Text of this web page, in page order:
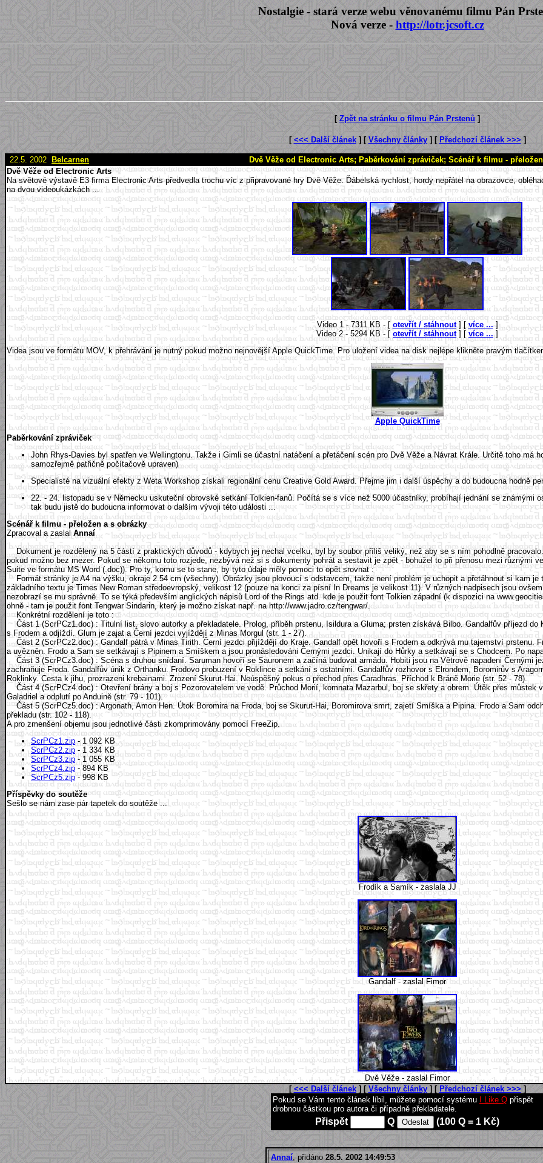
Nostalgie - stará verze webu věnovanému filmu Pán
Nová verze - http://lotr.jcsoft.cz
[ Zpět na stránku o filmu Pán Prstenů ]
[ <<< Další článek] [ Všechny články] [ Předchozí článek >>> ]
22.5. 2002 Belcarnen
Dvě Věže od Electronic Arts; Paběrkování zpráviček; Scénář k filmu -
Dvě Věže od Electronic Arts
Na světové výstavě E3 firma Electronic Arts předvedla trochu víc z připravované hry Dvě Věže. Ďábelská rychlost, hordy nepřátel na obrazovce,
na dvou videoukázkách ...
Video 1 - 7311 KB - [otevřít / stáhnout] [více ...]
Video 2 - 5294 KB - [otevřít / stáhnout] [více ...]
Videa jsou ve formátu MOV, k přehrávání je nutný pokud možno nejnovější Apple QuickTime. Pro uložení videa na disk nejlépe klikněte pravým
Apple QuickTime
Paběrkování zpráviček
John Rhys-Davies byl spatřen ve Wellingtonu. Takže i Gimli se účastní natáčení a přetáčení scén pro Dvě Věže a Návrat Krále. Určitě toho má
samozřejmě patřičně počítačově upraven)
Specialisté na vizuální efekty z Weta Workshop získali regionální cenu Creative Gold Award. Přejme jim i další úspěchy a do budoucna hodně
22. - 24. listopadu se v Německu uskuteční obrovské setkání Tolkien-fanů. Počítá se s více než 5000 účastníky, probíhají jednání se známými
tak budu jistě do budoucna informovat o dalším vývoji této události ...
Scénář k filmu - přeložen a s obrázky
Zpracoval a zaslalAnnaí
Dokument je rozdělený na 5 částí z praktických důvodů - kdybych jej nechal vcelku, byl by soubor příliš veliký, než aby se s ním pohodlně
pokud možno bez mezer. Pokud se někomu toto rozjede, nezbývá než si s dokumenty pohrát a sestavit je zpět - bohužel to při přenosu mezi různými
Suite ve formátu MS Word (.doc)). Pro ty, komu se to stane, by tyto údaje měly pomoci to opět srovnat :
Formát stránky je A4 na výšku, okraje 2.54 cm (všechny). Obrázky jsou plovoucí s odstavcem, takže není problém je uchopit a přetáhnout si kam
základního textu je Times New Roman středoevropský, velikost 12 (pouze na konci za písní In Dreams je velikost 11). V různých nadpisech jsou
nezobrazí se mu správně. To se týká především anglických nápisů Lord of the Rings atd. kde je použit font Tolkien západní (k dispozici na
ohně - tam je použit font Tengwar Sindarin, který je možno získat např. na http://www.jadro.cz/tengwar/.
Konkrétní rozdělení je toto :
Část 1 (ScrPCz1.doc) : Titulní list, slovo autorky a překladatele. Prolog, příběh prstenu, Isildura a Gluma; prsten získává Bilbo. Gandalfův příjezd
s Frodem a odjíždí. Glum je zajat a Černí jezdci vyjíždějí z Minas Morgul (str. 1 - 27).
Část 2 (ScrPCz2.doc) : Gandalf pátrá v Minas Tirith. Černí jezdci přijíždějí do Kraje. Gandalf opět hovoří s Frodem a odkrývá mu tajemství prstenu.
a uvězněn. Frodo a Sam se setkávají s Pipinem a Smíškem a jsou pronásledováni Černými jezdci. Unikají do Hůrky a setkávají se s Chodcem. Po
Část 3 (ScrPCz3.doc) : Scéna s druhou snídaní. Saruman hovoří se Sauronem a začíná budovat armádu. Hobiti jsou na Větrově napadeni Černými
zachraňuje Froda. Gandalfův únik z Orthanku. Frodovo probuzení v Roklince a setkání s ostatními. Gandalfův rozhovor s Elrondem, Boromirův s
Roklinky. Cesta k jihu, prozrazeni krebainami. Zrození Skurut-Hai. Neúspěšný pokus o přechod přes Caradhras. Příchod k Bráně Morie (str. 52 - 78).
Část 4 (ScrPCz4.doc) : Otevření brány a boj s Pozorovatelem ve vodě. Průchod Morií, komnata Mazarbul, boj se skřety a obrem. Útěk přes můstek
Galadriel a odplutí po Anduině (str. 79 - 101).
Část 5 (ScrPCz5.doc) : Argonath, Amon Hen. Útok Boromira na Froda, boj se Skurut-Hai, Boromirova smrt, zajetí Smíška a Pipina. Frodo a Sam
překladu (str. 102 - 118).
A pro zmenšení objemu jsou jednotlivé části zkomprimovány pomocí FreeZip.
ScrPCz1.zip - 1 092 KB
ScrPCz2.zip - 1 334 KB
ScrPCz3.zip- 1 055 KB
ScrPCz4.zip- 894 KB
ScrPCz5.zip- 998 KB
Příspěvky do soutěže
Sešlo se nám zase pár tapetek do soutěže ...
Frodík a Samík - zaslala JJ
Gandalf - zaslal Fimor
Dvě Věže - zaslal Fimor
[ <<< Další článek] [ Všechny články] [ Předchozí článek >>> ]
Pokud se Vám tento článek líbil, můžete pomocí systému I Like Q přispět
drobnou částkou pro autora či případně překladatele.
Přispět Q (100 Q = 1 Kč)
Annaí , přidáno 28.5. 2002 14:49:53